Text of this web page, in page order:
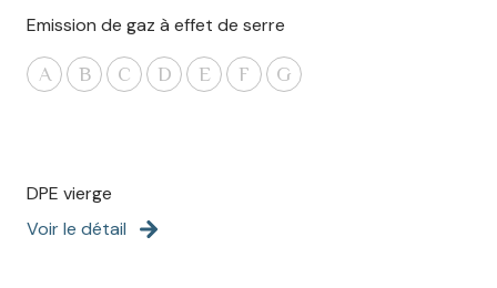
Emission de gaz à effet de serre
A B C D E F G
DPE vierge
Voir le détail